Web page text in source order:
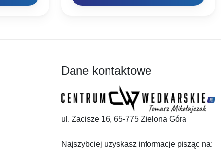
Dane kontaktowe
ul. Zacisze 16, 65-775 Zielona Góra
Najszybciej uzyskasz informacje pisząc na: